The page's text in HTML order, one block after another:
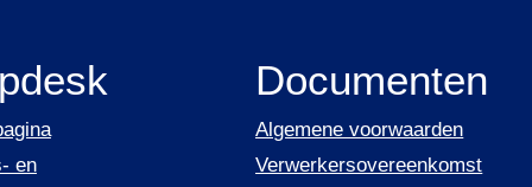
en
Documenten
Algemene voorwaarden
Verwerkersovereenkomst